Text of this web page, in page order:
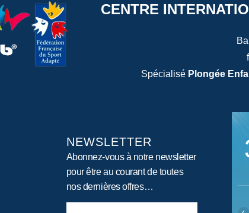
CENTRE
Spécialisé Plongée
NEWSLETTER
Abonnez-vous à notre newsletter
pour être au courant de toutes
nos dernières offres…